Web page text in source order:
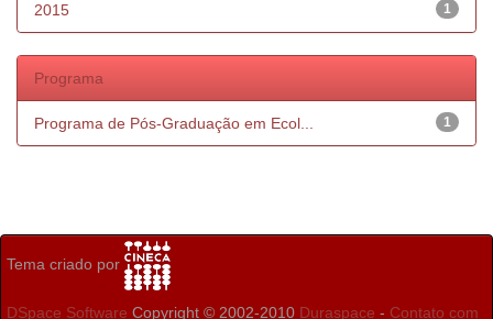
1
2015
Programa
1
Programa de Pós-Graduação em Ecol...
Tema criado por
DSpace Software Copyright © 2002-2010 Duraspace - Contato com